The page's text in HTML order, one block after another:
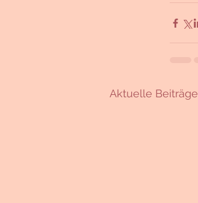
Aktuelle Beiträge